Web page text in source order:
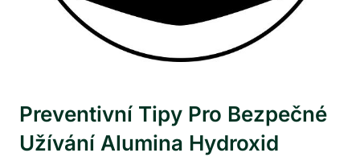
Preventivní Tipy Pro Bezpečné
Užívání Alumina Hydroxid